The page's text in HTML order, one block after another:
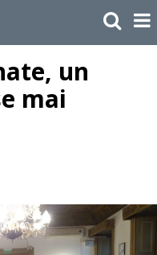
un
mai